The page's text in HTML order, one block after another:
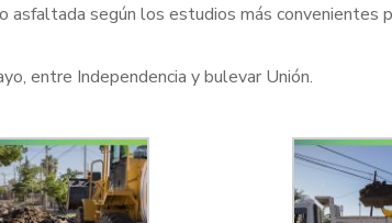
asfaltada según los estudios más convenientes
entre Independencia y bulevar Unión.